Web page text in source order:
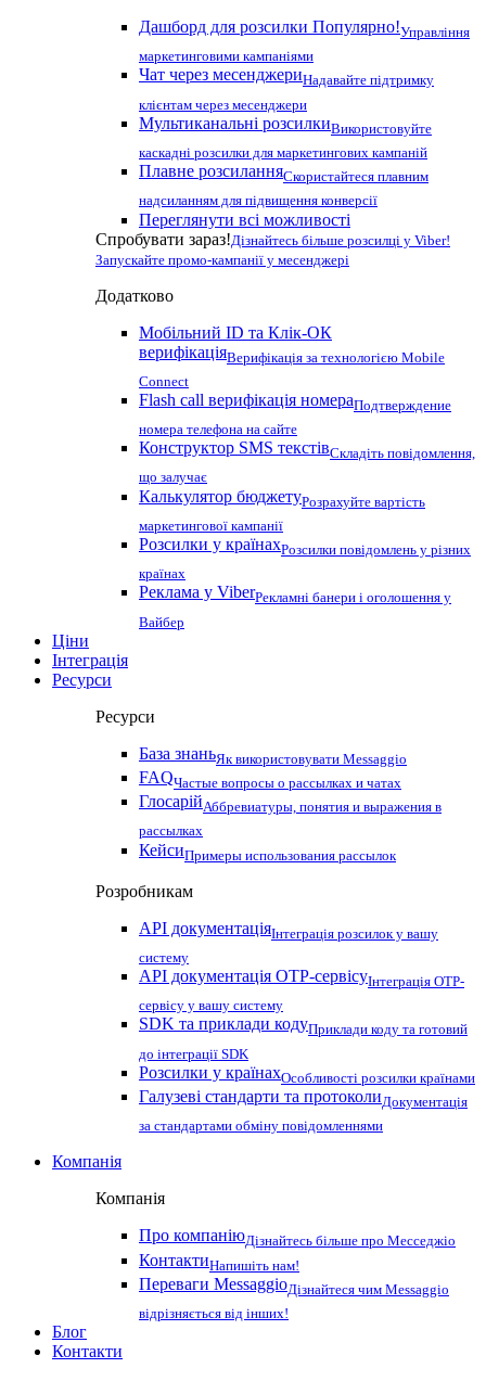
Дашборд для розсилки Популярно!Управління
маркетинговими кампаніями
Чат через месенджериНадавайте підтримку
клієнтам через месенджери
Мультиканальні розсилкиВикористовуйте
каскадні розсилки для маркетингових кампаній
Плавне розсиланняСкористайтеся плавним
надсиланням для підвищення конверсії
Переглянути всі можливості
Спробувати зараз!Дізнайтесь більше розсилці у Viber!
Запускайте промо-кампанії у месенджері
Додатково
Мобільний ID та Клік-ОК
верифікаціяВерифікація за технологією Mobile
Connect
Flash call верифікація номераПодтверждение
номера телефона на сайте
Конструктор SMS текстівСкладіть повідомлення,
що залучає
Калькулятор бюджетуРозрахуйте вартість
маркетингової кампанії
Розсилки у країнахРозсилки повідомлень у різних
країнах
Реклама у ViberРекламні банери і оголошення у
Вайбер
Ціни
Інтеграція
Ресурси
Ресурси
База знаньЯк використовувати Messaggio
FAQЧастые вопросы о рассылках и чатах
ГлосарійАббревиатуры, понятия и выражения в
рассылках
КейсиПримеры использования рассылок
Розробникам
API документаціяІнтеграція розсилок у вашу
систему
API документація OTP-сервісуІнтеграція OTP-
сервісу у вашу систему
SDK та приклади кодуПриклади коду та готовий
до інтеграції SDK
Розсилки у країнахОсобливості розсилки країнами
Галузеві стандарти та протоколиДокументація
за стандартами обміну повідомленнями
Компанія
Компанія
Про компаніюДізнайтесь більше про Месседжіо
КонтактиНапишіть нам!
Переваги MessaggioДізнайтеся чим Messaggio
відрізняється від інших!
Блог
Контакти